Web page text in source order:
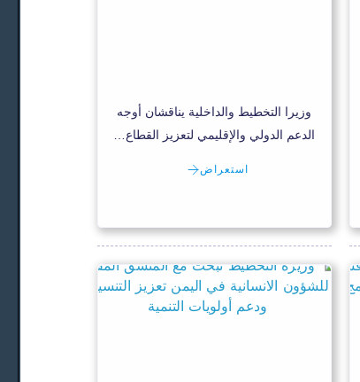
وزيرا التخطيط والداخلية يناقشان أوجه
الدعم الدولي والإقليمي لتعزيز القطاع…
استعراض